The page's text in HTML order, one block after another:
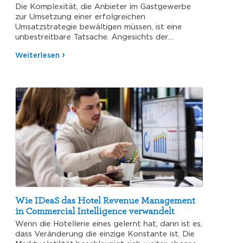
Die Komplexität, die Anbieter im Gastgewerbe
zur Umsetzung einer erfolgreichen
Umsatzstrategie bewältigen müssen, ist eine
unbestreitbare Tatsache. Angesichts der
Weiterlesen
Wie IDeaS das Hotel Revenue Management
in Commercial Intelligence verwandelt
Wenn die Hotellerie eines gelernt hat, dann ist es,
dass Veränderung die einzige Konstante ist. Die